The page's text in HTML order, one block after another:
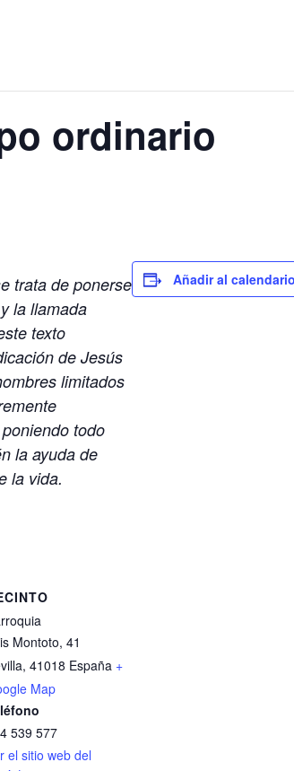
ordinario
trata de ponerse
la llamada
texto
de Jesús
limitados
todo
la ayuda de
la vida.
Añadir al
Montoto, 41
, 41018 España +
Map
539 577
el sitio web del